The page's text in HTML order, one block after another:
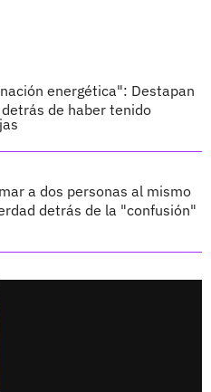
energética": Destapan
de haber tenido
a dos personas al mismo
detrás de la "confusión"